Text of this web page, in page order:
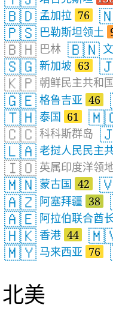
🇧🇩 孟加拉 76
🇵🇸 巴勒斯坦领土
🇧🇭 巴林 🇧🇳
🇸🇬 新加坡 63
🇰🇵 朝鲜民主共和
🇬🇪 格鲁吉亚 46
🇹🇭 泰国 61
🇨🇨 科科斯群岛
🇱🇦 老挝人民民主
🇮🇴 英属印度洋领
🇲🇳 蒙古国 42
🇦🇿 阿塞拜疆 38
🇦🇪 阿拉伯联合酋
🇭🇰 香港 44
🇲🇾 马来西亚 76
北美